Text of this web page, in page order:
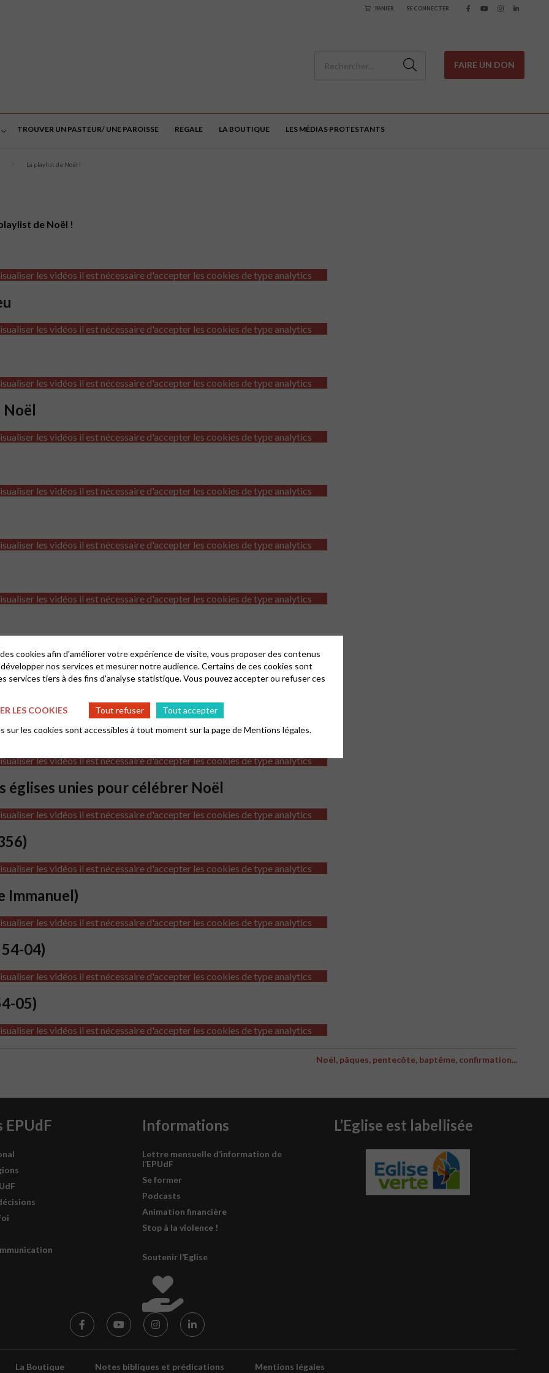
PANIER SE CONNECTER
FAIRE UN DON
TROUVER UN PASTEUR/ UNE PAROISSE REGALE LA BOUTIQUE LES MÉDIAS PROTESTANTS
La playlist de Noël !
de Noël !
les vidéos il est nécessaire d'accepter les cookies de type analytics
les vidéos il est nécessaire d'accepter les cookies de type analytics
les vidéos il est nécessaire d'accepter les cookies de type analytics
Noël
les vidéos il est nécessaire d'accepter les cookies de type analytics
les vidéos il est nécessaire d'accepter les cookies de type analytics
les vidéos il est nécessaire d'accepter les cookies de type analytics
les vidéos il est nécessaire d'accepter les cookies de type analytics
les vidéos il est nécessaire d'accepter les cookies de type analytics
les vidéos il est nécessaire d'accepter les cookies de type analytics
les vidéos il est nécessaire d'accepter les cookies de type analytics
églises unies pour célébrer Noël
les vidéos il est nécessaire d'accepter les cookies de type analytics
les vidéos il est nécessaire d'accepter les cookies de type analytics
Immanuel)
les vidéos il est nécessaire d'accepter les cookies de type analytics
04)
les vidéos il est nécessaire d'accepter les cookies de type analytics
05)
les vidéos il est nécessaire d'accepter les cookies de type analytics
Noël, pâques, pentecôte, baptême, confirmation...
Informations
Lettre mensuelle d’information de
l’EPUdF
Se former
Podcasts
Animation financière
Stop à la violence !
Soutenir l’Eglise
L’Eglise est labellisée
La Boutique Notes bibliques et prédications Mentions légales
cookies afin d'améliorer votre expérience de visite, vous proposer des contenus
nos services et mesurer notre audience. Certains de ces cookies sont
services tiers à des fins d'analyse statistique. Vous pouvez accepter ou refuser ces
LES COOKIES
Tout refuser
Tout accepter
sur les cookies sont accessibles à tout moment sur la page deMentions légales.